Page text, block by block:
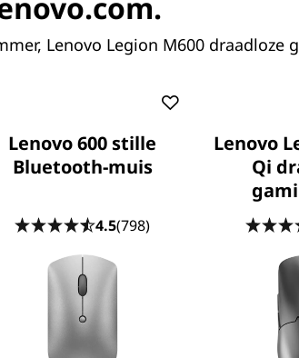
met de batterij
Lenovo Legion M600
Lenovo 600 stille
Bluetooth-muis
4.5(798)
Lenovo
Qi